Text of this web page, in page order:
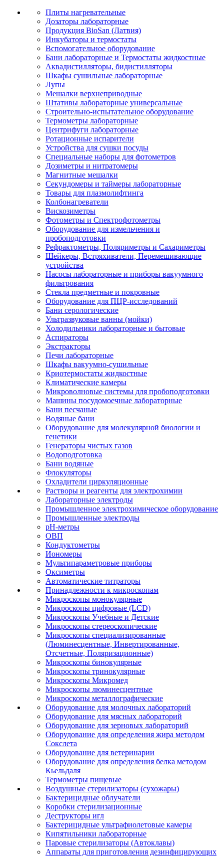
Плиты нагревательные
Дозаторы лабораторные
Продукция BioSan (Латвия)
Инкубаторы и термостаты
Вспомогательное оборудование
Бани лабораторные и Термостаты жидкостные
Аквадистилляторы, бидистилляторы
Шкафы сушильные лабораторные
Лупы
Мешалки верхнеприводные
Штативы лабораторные универсальные
Строительно-испытательное оборудование
Термометры лабораторные
Центрифуги лабораторные
Ротационные испарители
Устройства для сушки посуды
Специальные наборы для фотометров
Дозиметры и нитратомеры
Магнитные мешалки
Секундомеры и таймеры лабораторные
Товары для плазмолифтинга
Колбонагреватели
Вискозиметры
Фотометры и Спектрофотометры
Оборудование для измельчения и
пробоподготовки
Рефрактометры, Поляриметры и Сахариметры
Шейкеры, Встряхиватели, Перемешивающие
устройства
Насосы лабораторные и приборы вакуумного
фильтрования
Стекла предметные и покровные
Оборудование для ПЦР-исследований
Бани серологические
Ультразвуковые ванны (мойки)
Холодильники лабораторные и бытовые
Аспираторы
Экстракторы
Печи лабораторные
Шкафы вакуумно-сушильные
Криотермостаты жидкостные
Климатические камеры
Микроволновые системы для пробоподготовки
Машины посудомоечные лабораторные
Бани песчаные
Водяные бани
Оборудование для молекулярной биологии и
генетики
Генераторы чистых газов
Водоподготовка
Бани водяные
Флокуляторы
Охладители циркуляционные
Растворы и реагенты для электрохимии
Лабораторные электроды
Промышленное электрохимическое оборудование
Промышленные электроды
pH-метры
ОВП
Кондуктометры
Иономеры
Мультипараметровые приборы
Оксиметры
Автоматические титраторы
Принадлежности к микроскопам
Микроскопы монокулярные
Микроскопы цифровые (LCD)
Микроскопы Учебные и Детские
Микроскопы стереоскопические
Микроскопы специализированные
(Люминесцентные, Инвертированные,
Отсчетные, Поляризационные)
Микроскопы бинокулярные
Микроскопы тринокулярные
Микроскопы Микромед
Микроскопы люминесцентные
Микроскопы металлографические
Оборудование для молочных лабораторий
Оборудование для мясных лабораторий
Оборудование для зерновых лабораторий
Оборудование для определения жира методом
Сокслета
Оборудование для ветеринарии
Оборудование для определения белка методом
Кьельдаля
Термометры пищевые
Воздушные стерилизаторы (сухожары)
Бактерицидные облучатели
Коробки стерилизационные
Деструкторы игл
Бактерицидные ультрафиолетовые камеры
Кипятильники лабораторные
Паровые стерилизаторы (Автоклавы)
Аппараты для приготовления дезинфицирующих